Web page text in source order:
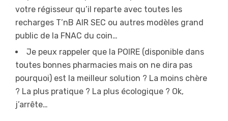
votre régisseur qu’il reparte avec toutes les
recharges T’nB AIR SEC ou autres modèles grand
public de la FNAC du coin…
Je peux rappeler que la POIRE (disponible dans
toutes bonnes pharmacies mais on ne dira pas
pourquoi) est la meilleur solution ? La moins chère
? La plus pratique ? La plus écologique ? Ok,
j’arrête…